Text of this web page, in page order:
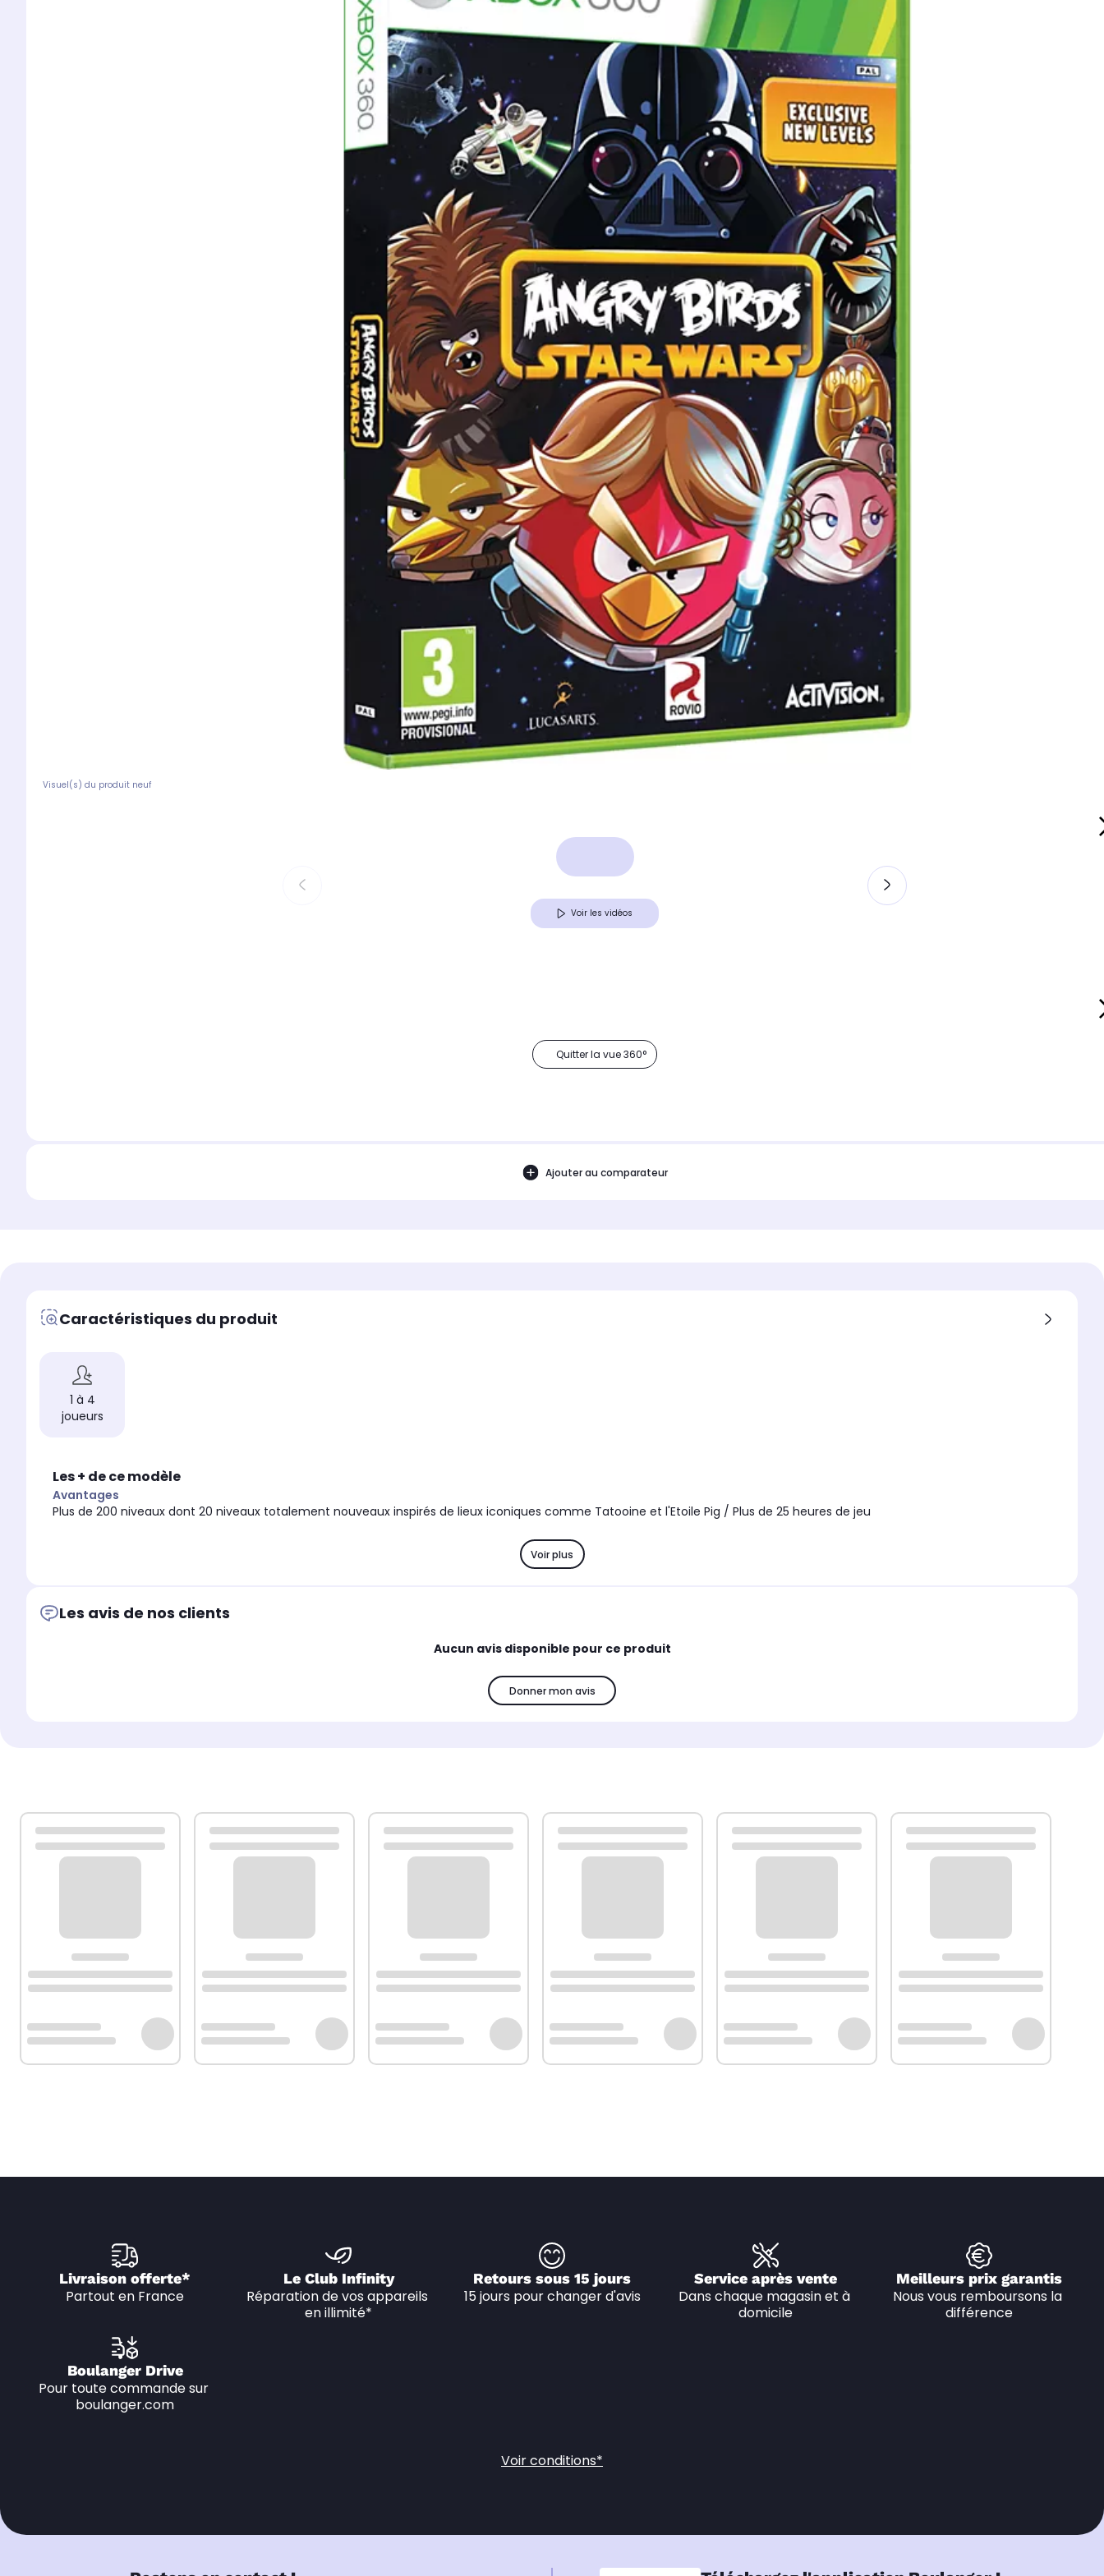
Visuel(s) du produit neuf
Voir les vidéos
Quitter la vue 360°
Ajouter au comparateur
Caractéristiques du produit
1 à 4
joueurs
Les + de ce modèle
Avantages
Plus de 200 niveaux dont 20 niveaux totalement nouveaux inspirés de lieux iconiques comme Tatooine et l'Etoile Pig / Plus de 25 heures de jeu
Voir plus
Les avis de nos clients
Aucun avis disponible pour ce produit
Donner mon avis
Livraison offerte*
Partout en France
Le Club Infinity
Réparation de vos appareils
en illimité*
Retours sous 15 jours
15 jours pour changer d'avis
Service après vente
Dans chaque magasin et à
domicile
Meilleurs prix garantis
Nous vous remboursons la
différence
Boulanger Drive
Pour toute commande sur
boulanger.com
Voir conditions*